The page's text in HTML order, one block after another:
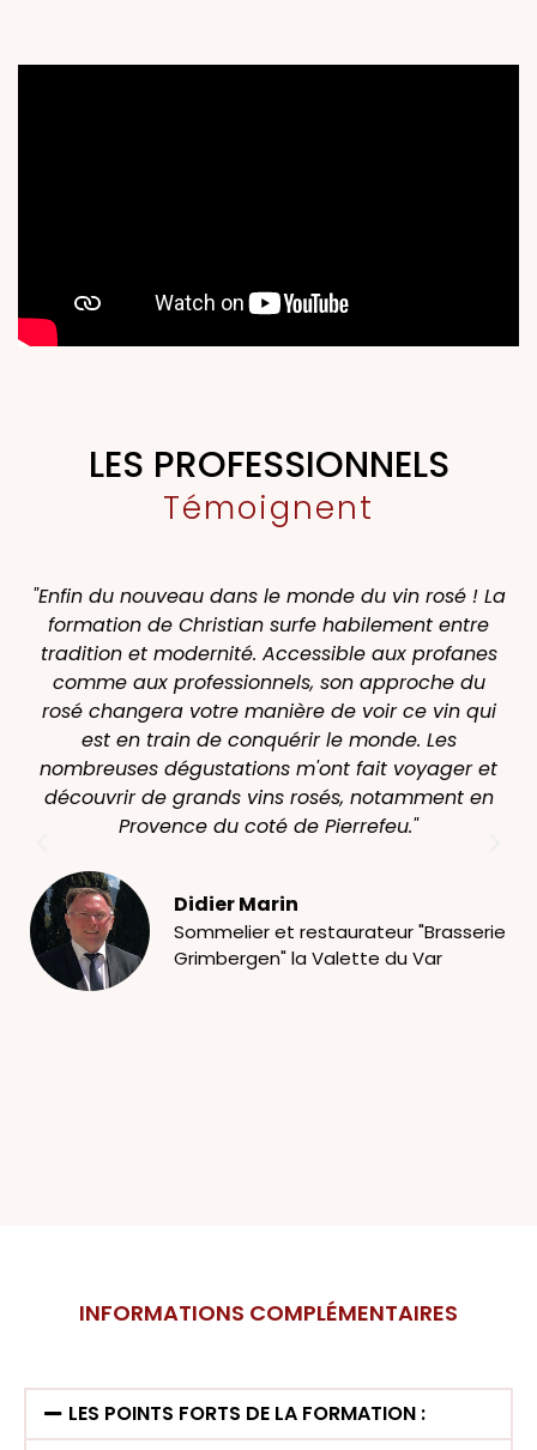
LES PROFESSIONNELS
Témoignent
"Enfin du nouveau dans le monde du vin rosé ! La
formation de Christian surfe habilement entre
tradition et modernité. Accessible aux profanes
comme aux professionnels, son approche du
rosé changera votre manière de voir ce vin qui
est en train de conquérir le monde. Les
nombreuses dégustations m'ont fait voyager et
découvrir de grands vins rosés, notamment en
Provence du coté de Pierrefeu."
Didier Marin
Sommelier et restaurateur "Brasserie
Grimbergen" la Valette du Var
INFORMATIONS COMPLÉMENTAIRES
LES POINTS FORTS DE LA FORMATION :